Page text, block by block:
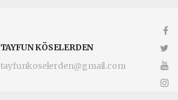
TAYFUN KÖSELERDEN
tayfunkoselerden@gmail.com